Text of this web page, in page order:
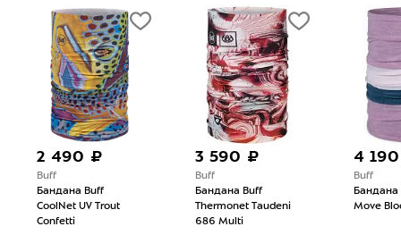
2 490 ₽
Buff
Бандана Buff
CoolNet UV Trout
Confetti
3 590 ₽
Buff
Бандана Buff
Thermonet Taudeni
686 Multi
4
Buff
Бандана
Move